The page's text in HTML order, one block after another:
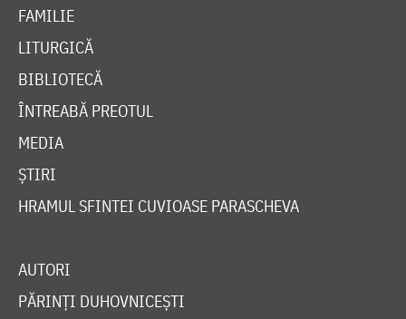
FAMILIE
LITURGICĂ
BIBLIOTECĂ
ÎNTREABĂ PREOTUL
MEDIA
ȘTIRI
HRAMUL SFINTEI CUVIOASE PARASCHEVA
AUTORI
PĂRINȚI DUHOVNICEȘTI